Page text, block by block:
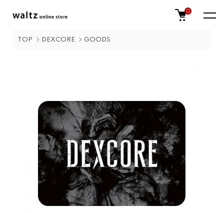
0
TOP DEXCORE GOODS